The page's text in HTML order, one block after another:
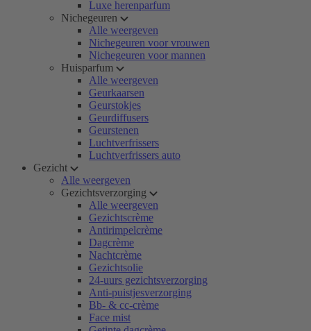
Luxe herenparfum
Nichegeuren
Alle weergeven
Nichegeuren voor vrouwen
Nichegeuren voor mannen
Huisparfum
Alle weergeven
Geurkaarsen
Geurstokjes
Geurdiffusers
Geurstenen
Luchtverfrissers
Luchtverfrissers auto
Gezicht
Alle weergeven
Gezichtsverzorging
Alle weergeven
Gezichtscrème
Antirimpelcrème
Dagcrème
Nachtcrème
Gezichtsolie
24-uurs gezichtsverzorging
Anti-puistjesverzorging
Bb- & cc-crème
Face mist